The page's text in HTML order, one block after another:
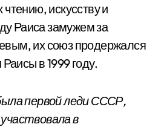
искусству и
Раиса замужем за
их союз продержался
в 1999 году.
первой леди СССР,
в